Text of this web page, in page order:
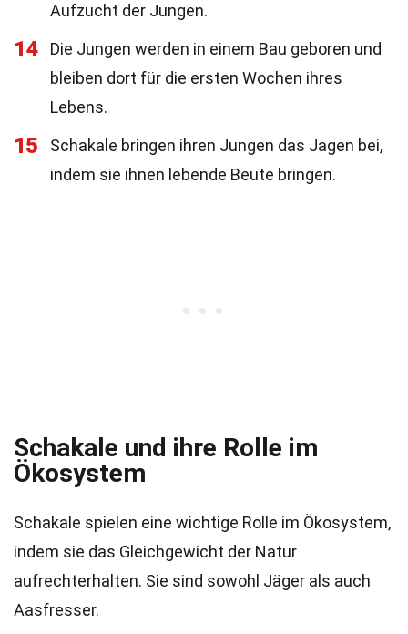
Aufzucht der Jungen.
14
Die Jungen werden in einem Bau geboren und
bleiben dort für die ersten Wochen ihres
Lebens.
15
Schakale bringen ihren Jungen das Jagen bei,
indem sie ihnen lebende Beute bringen.
Schakale und ihre Rolle im
Ökosystem
Schakale spielen eine wichtige Rolle im Ökosystem,
indem sie das Gleichgewicht der Natur
aufrechterhalten. Sie sind sowohl Jäger als auch
Aasfresser.